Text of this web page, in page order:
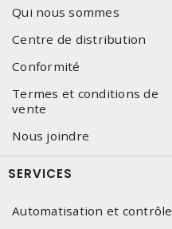
Qui nous sommes
Centre de distribution
Conformité
Termes et conditions de
vente
Nous joindre
SERVICES
Automatisation et contrôle